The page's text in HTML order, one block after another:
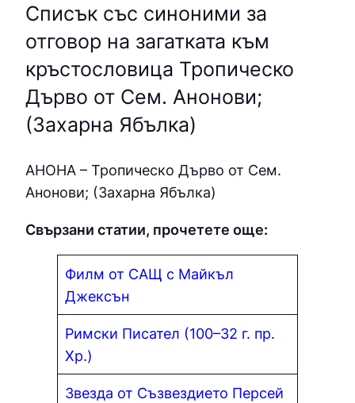
Списък със синоними за
отговор на загатката към
кръстословица Тропическо
Дърво от Сем. Анонови;
(Захарна Ябълка)
АНОНА – Тропическо Дърво от Сем.
Анонови; (Захарна Ябълка)
Свързани статии, прочетете още:
Филм от САЩ с Майкъл
Джексън
Римски Писател (100–32 г. пр.
Хр.)
Звезда от Съзвездието Персей